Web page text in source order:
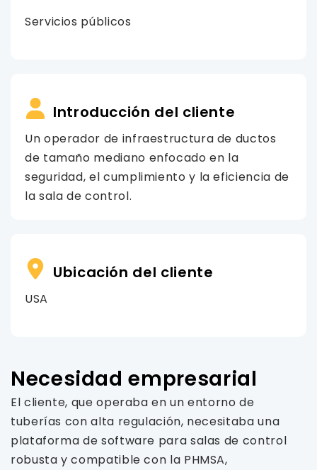
Servicios públicos
Introducción del cliente
Un operador de infraestructura de ductos
de tamaño mediano enfocado en la
seguridad, el cumplimiento y la eficiencia de
la sala de control.
Ubicación del cliente
USA
Necesidad empresarial
El cliente, que operaba en un entorno de
tuberías con alta regulación, necesitaba una
plataforma de software para salas de control
robusta y compatible con la PHMSA,